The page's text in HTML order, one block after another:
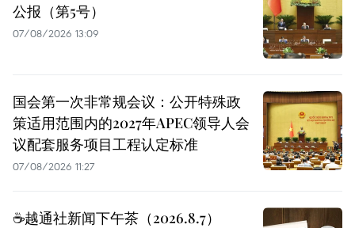
公报（第5号）
07/08/2026 13:09
国会第一次非常规会议：公开特殊政
策适用范围内的2027年APEC领导人会
议配套服务项目工程认定标准
07/08/2026 11:27
☕️越通社新闻下午茶（2026.8.7）